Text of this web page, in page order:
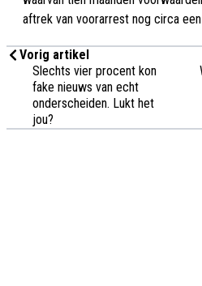
aftrek van voorarrest nog circa
Vorig artikel
Slechts vier procent kon
fake nieuws van echt
onderscheiden. Lukt het
jou?